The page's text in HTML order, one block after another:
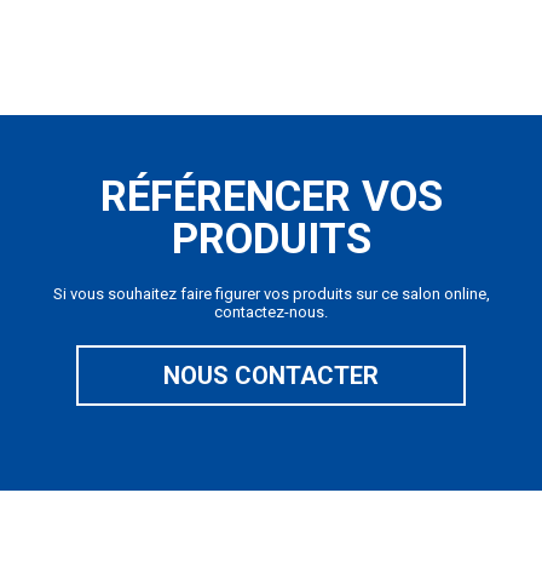
RÉFÉRENCER VOS
PRODUITS
Si vous souhaitez faire figurer vos produits sur ce salon online,
contactez-nous.
NOUS CONTACTER